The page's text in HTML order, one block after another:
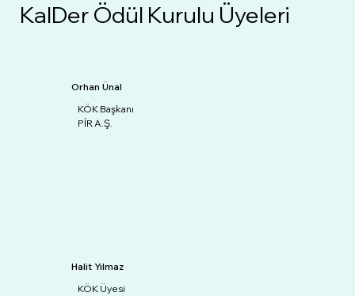
KalDer Ödül Kurulu Üyeleri
Orhan Ünal
KÖK Başkanı
PİR A.Ş.
Halit Yılmaz
KÖK Üyesi